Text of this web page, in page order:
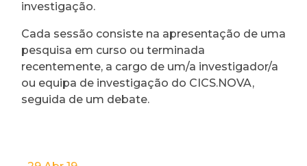
investigação.
Cada sessão consiste na apresentação de uma
pesquisa em curso ou terminada
recentemente, a cargo de um/a investigador/a
ou equipa de investigação do CICS.NOVA,
seguida de um debate.